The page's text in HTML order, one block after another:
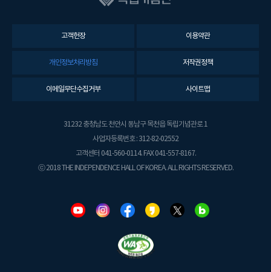
고객헌장 이용약관
개인정보처리방침 저작권정책
이메일무단수집거부 사이트맵
31232 충청남도 천안시 동남구 목천읍 독립기념관로 1
사업자등록번호 : 312-82-02552
고객센터 041-560-0114. FAX 041-557-8167.
ⓒ 2018 THE INDEPENDENCE HALL OF KOREA. ALL RIGHTS RESERVED.